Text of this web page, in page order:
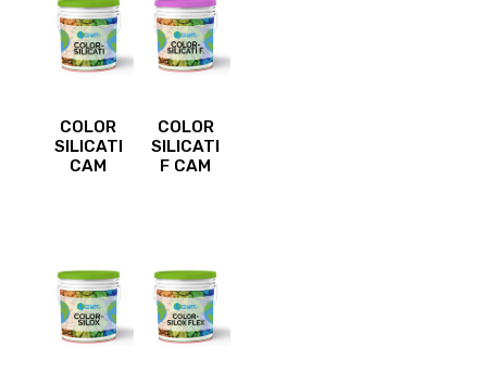
COLOR
SILICATI
CAM
COLOR
SILICATI
F CAM